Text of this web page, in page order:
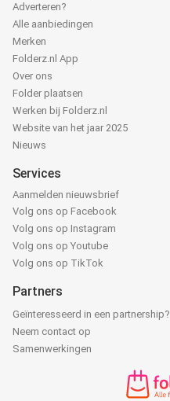
Adverteren?
Alle aanbiedingen
Merken
Folderz.nl App
Over ons
Folder plaatsen
Werken bij Folderz.nl
Website van het jaar 2025
Nieuws
Services
Aanmelden nieuwsbrief
Volg ons op Facebook
Volg ons op Instagram
Volg ons op Youtube
Volg ons op TikTok
Partners
Geïnteresseerd in een partnership?
Neem contact op
Samenwerkingen